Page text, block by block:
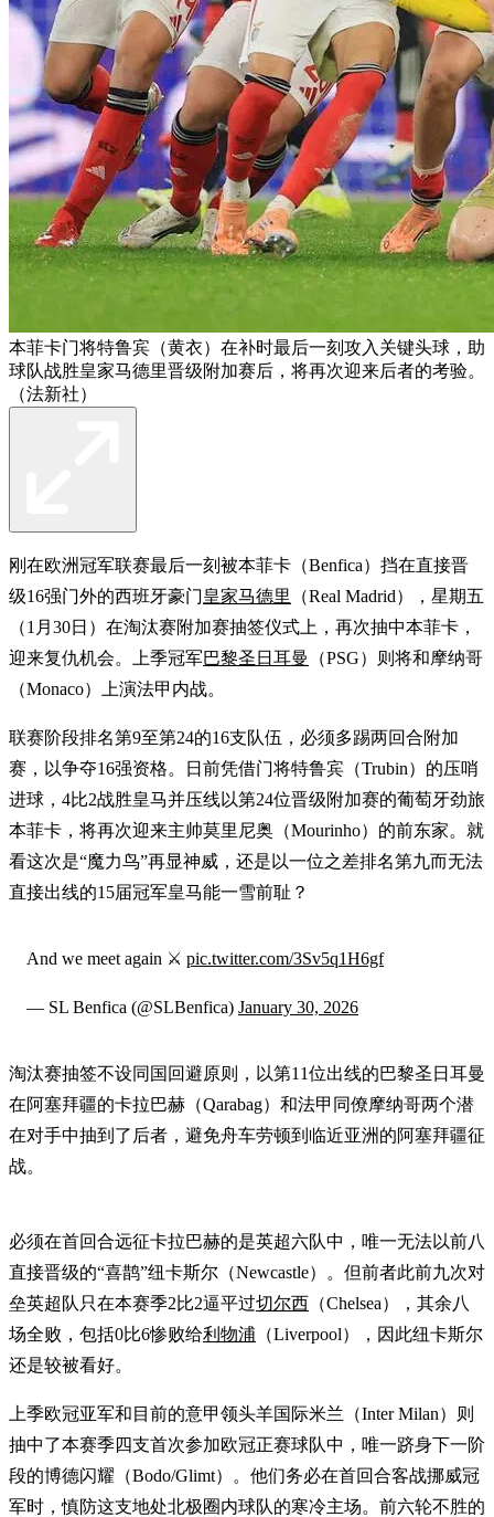
本菲卡门将特鲁宾（黄衣）在补时最后一刻攻入关键头球，助
球队战胜皇家马德里晋级附加赛后，将再次迎来后者的考验。
（法新社）
刚在欧洲冠军联赛最后一刻被本菲卡（Benfica）挡在直接晋
级16强门外的西班牙豪门皇家马德里
（Real Madrid），星期五
（1月30日）在淘汰赛附加赛抽签仪式上，再次抽中本菲卡，
迎来复仇机会。上季冠军巴黎圣日耳曼
（PSG）则将和摩纳哥
（Monaco）上演法甲内战。
联赛阶段排名第9至第24的16支队伍，必须多踢两回合附加
赛，以争夺16强资格。日前凭借门将特鲁宾（Trubin）的压哨
进球，4比2战胜皇马并压线以第24位晋级附加赛的葡萄牙劲旅
本菲卡，将再次迎来主帅莫里尼奥（Mourinho）的前东家。就
看这次是“魔力鸟”再显神威，还是以一位之差排名第九而无法
直接出线的15届冠军皇马能一雪前耻？
And we meet again ⚔️ pic.twitter.com/3Sv5q1H6gf
— SL Benfica (@SLBenfica) January 30, 2026
淘汰赛抽签不设同国回避原则，以第11位出线的巴黎圣日耳曼
在阿塞拜疆的卡拉巴赫（Qarabag）和法甲同僚摩纳哥两个潜
在对手中抽到了后者，避免舟车劳顿到临近亚洲的阿塞拜疆征
战。
必须在首回合远征卡拉巴赫的是英超六队中，唯一无法以前八
直接晋级的“喜鹊”纽卡斯尔（Newcastle）。但前者此前九次对
垒英超队只在本赛季2比2逼平过切尔西 （Chelsea），其余八
场全败，包括0比6惨败给利物浦 （Liverpool），因此纽卡斯尔
还是较被看好。
上季欧冠亚军和目前的意甲领头羊国际米兰（Inter Milan）则
抽中了本赛季四支首次参加欧冠正赛球队中，唯一跻身下一阶
段的博德闪耀（Bodo/Glimt）。他们务必在首回合客战挪威冠
军时，慎防这支地处北极圈内球队的寒冷主场。前六轮不胜的